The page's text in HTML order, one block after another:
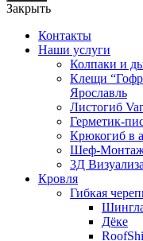
Закрыть
Контакты
Наши услуги
Колпаки и
Клещи
Ярославль
Листогиб
Герметик-
Крюкогиб в
Шеф-Монтаж
3Д
Кровля
Гибкая
Дёке